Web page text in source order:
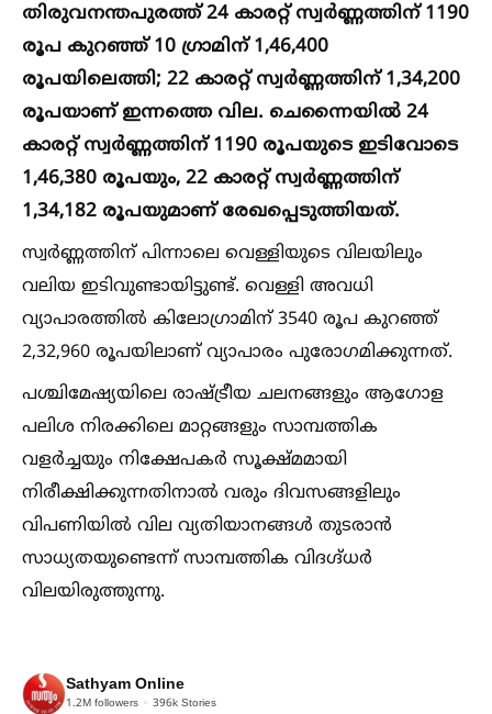
തിരുവനന്തപുരത്ത് 24 കാരറ്റ് സ്വര്‍ണ്ണത്തിന് 1190
രൂപ കുറഞ്ഞ് 10 ഗ്രാമിന് 1,46,400
രൂപയിലെത്തി; 22 കാരറ്റ് സ്വര്‍ണ്ണത്തിന് 1,34,200
രൂപയാണ് ഇന്നത്തെ വില. ചെന്നൈയില്‍ 24
കാരറ്റ് സ്വര്‍ണ്ണത്തിന് 1190 രൂപയുടെ ഇടിവോടെ
1,46,380 രൂപയും, 22 കാരറ്റ് സ്വര്‍ണ്ണത്തിന്
1,34,182 രൂപയുമാണ് രേഖപ്പെടുത്തിയത്.
സ്വര്‍ണ്ണത്തിന് പിന്നാലെ വെള്ളിയുടെ വിലയിലും
വലിയ ഇടിവുണ്ടായിട്ടുണ്ട്. വെള്ളി അവധി
വ്യാപാരത്തില്‍ കിലോഗ്രാമിന് 3540 രൂപ കുറഞ്ഞ്
2,32,960 രൂപയിലാണ് വ്യാപാരം പുരോഗമിക്കുന്നത്.
പശ്ചിമേഷ്യയിലെ രാഷ്ട്രീയ ചലനങ്ങളും ആഗോള
പലിശ നിരക്കിലെ മാറ്റങ്ങളും സാമ്പത്തിക
വളര്‍ച്ചയും നിക്ഷേപകര്‍ സൂക്ഷ്മമായി
നിരീക്ഷിക്കുന്നതിനാല്‍ വരും ദിവസങ്ങളിലും
വിപണിയില്‍ വില വ്യതിയാനങ്ങള്‍ തുടരാന്‍
സാധ്യതയുണ്ടെന്ന് സാമ്പത്തിക വിദഗ്ദ്ധര്‍
വിലയിരുത്തുന്നു.
Sathyam Online
1.2M followers 396k Stories